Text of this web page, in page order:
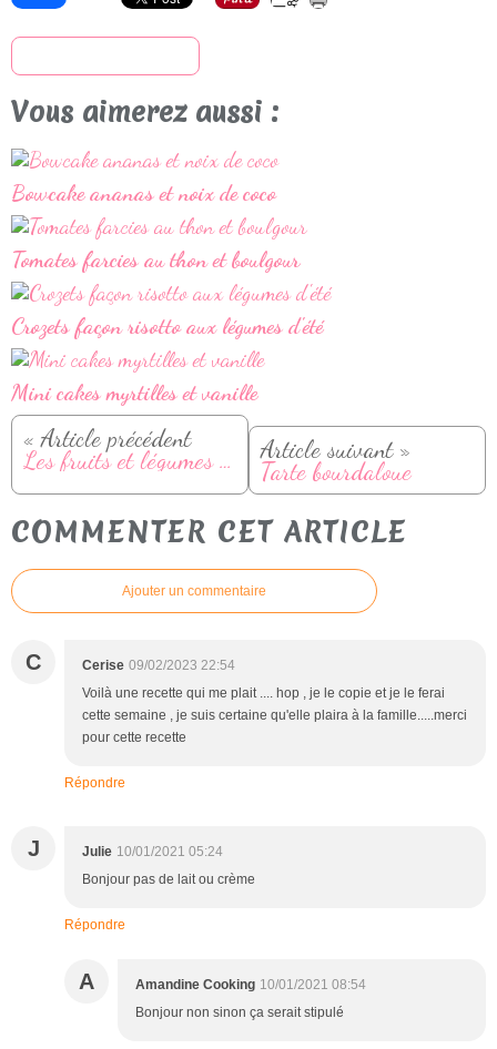
Vous aimerez aussi :
Bowcake ananas et noix de coco
Tomates farcies au thon et boulgour
Crozets façon risotto aux légumes d'été
Mini cakes myrtilles et vanille
« Article précédent
Les fruits et légumes d'octobre Article suivant »
Tarte bourdaloue
COMMENTER CET ARTICLE
Ajouter un commentaire
C Cerise 09/02/2023 22:54
Voilà une recette qui me plait .... hop , je le copie et je le ferai
cette semaine , je suis certaine qu'elle plaira à la famille.....merci
pour cette recette
Répondre
J Julie 10/01/2021 05:24
Bonjour pas de lait ou crème
Répondre
A Amandine Cooking 10/01/2021 08:54
Bonjour non sinon ça serait stipulé